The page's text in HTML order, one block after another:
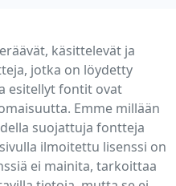
käsittelevät ja
jotka on löydetty
esitellyt fontit ovat
Emme millään
suojattuja fontteja
ilmoitettu lisenssi on
ei mainita, tarkoittaa